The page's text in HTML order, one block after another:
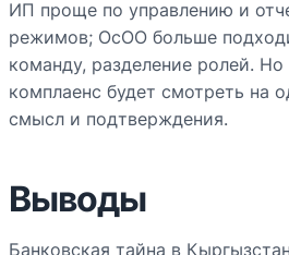
ИП проще по управлению и
режимов; ОсОО больше
команду, разделение ролей.
комплаенс будет смотреть на
смысл и подтверждения.
Выводы
Банковская тайна в